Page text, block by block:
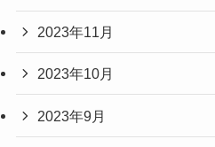
2023年11月
2023年10月
2023年9月